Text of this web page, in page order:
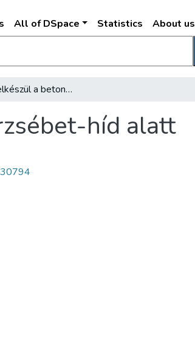
All of DSpace Statistics About us
Áprilisban elkészül a betonalagút az Erzsébet-híd alatt
híd alatt